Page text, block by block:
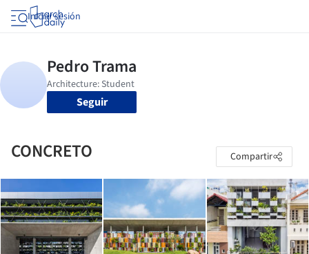
Iniciar sesión
Seguir
CONCRETO Compartir